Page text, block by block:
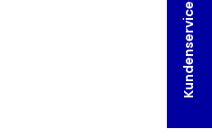
Kundenservice